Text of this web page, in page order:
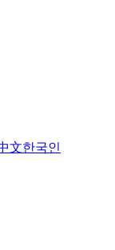
文한국인